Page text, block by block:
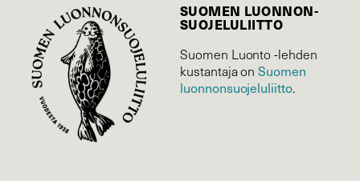
SUOMEN LUONNON­
SUOJELU­LIITTO
Suomen Luonto -lehden
kustantaja onSuomen
luonnonsuojelu­liitto.